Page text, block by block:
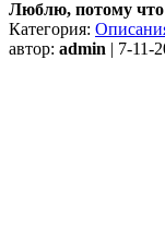
Люблю, потому
Категория:
автор: admin | 7-11-